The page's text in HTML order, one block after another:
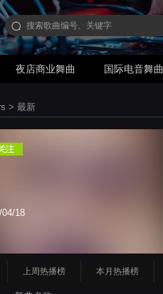
夜店商业舞曲 国际电音舞曲
> 最新
04/18
上周热播榜 本月热播榜